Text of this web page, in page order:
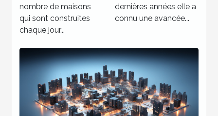
nombre de maisons
qui sont construites
chaque jour...
dernières années elle a
connu une avancée...